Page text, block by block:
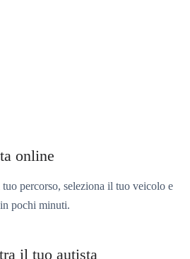
online
percorso, seleziona il tuo veicolo e
pochi minuti.
il tuo autista